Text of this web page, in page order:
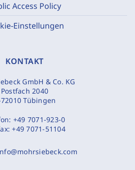
Access Policy
Einstellungen
KONTAKT
GmbH & Co. KG
Postfach 2040
Tübingen
+49 7071-923-0
+49 7071-51104